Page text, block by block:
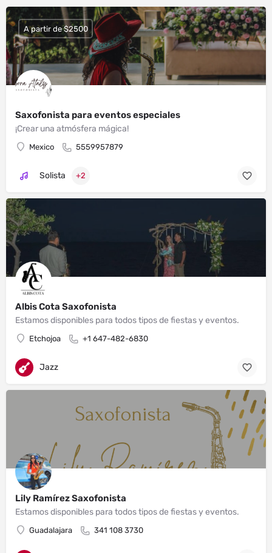
Saxofonista para eventos especiales
¡Crear una atmósfera mágica!
Mexico 5559957879
A partir de $2500
Solista +2
Albis Cota Saxofonista
Estamos disponibles para todos tipos de fiestas y eventos.
Etchojoa +1 647-482-6830
Jazz
Lily Ramírez Saxofonista
Estamos disponibles para todos tipos de fiestas y eventos.
Guadalajara 341 108 3730